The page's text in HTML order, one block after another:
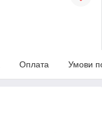
Оплата Умови